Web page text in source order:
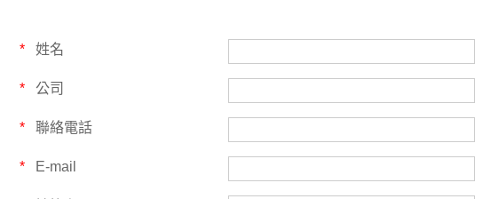
* 姓名
* 公司
* 聯絡電話
* E-mail